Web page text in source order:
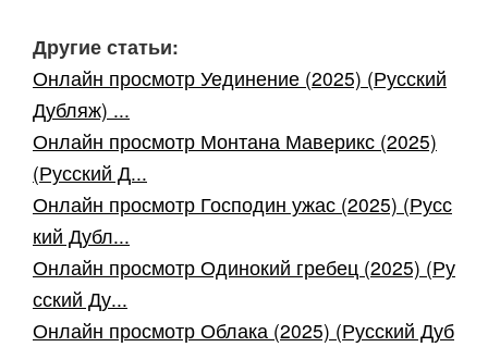
Другие статьи:
Онлайн просмотр Уединение (2025) (Русский
Дубляж) ...
Онлайн просмотр Монтана Маверикс (2025)
(Русский Д...
Онлайн просмотр Господин ужас (2025) (Русс
кий Дубл...
Онлайн просмотр Одинокий гребец (2025) (Ру
сский Ду...
Онлайн просмотр Облака (2025) (Русский Дуб